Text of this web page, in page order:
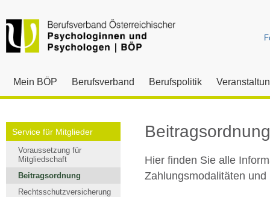
Mein BÖP Berufsverband Berufspolitik
Service für Mitglieder
Voraussetzung für
Mitgliedschaft
Beitragsordnung
Rechtsschutzversicherung
Beitragsordnung
Hier finden Sie alle
Zahlungsmodalitäten und